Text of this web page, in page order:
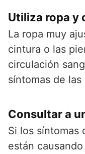
Utiliza ropa y
La ropa muy
cintura o las
circulación
síntomas de las
Consultar a
Si los síntomas
están